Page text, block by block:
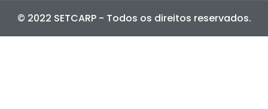
© 2022 SETCARP - Todos os direitos reservados.